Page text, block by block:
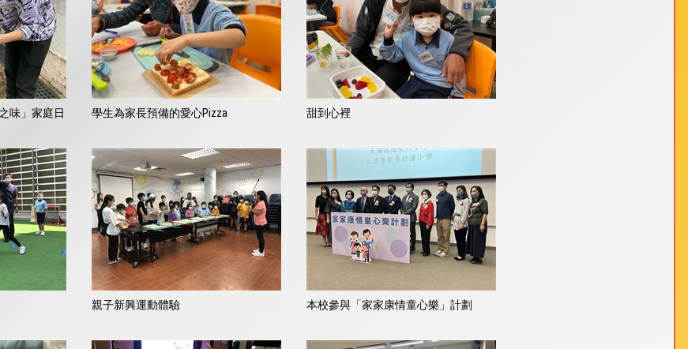
味」家庭日 學生為家長預備的愛心Pizza 甜到心裡
親子新興運動體驗 本校參與「家家康情童心樂」計劃